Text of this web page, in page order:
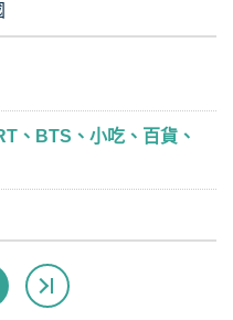
、BTS、小吃、百貨、